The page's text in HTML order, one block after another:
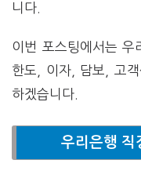
니다​.
이번 포스팅에서는 우
한도, 이자, 담보, 고
하겠습니다.
우리은행 직